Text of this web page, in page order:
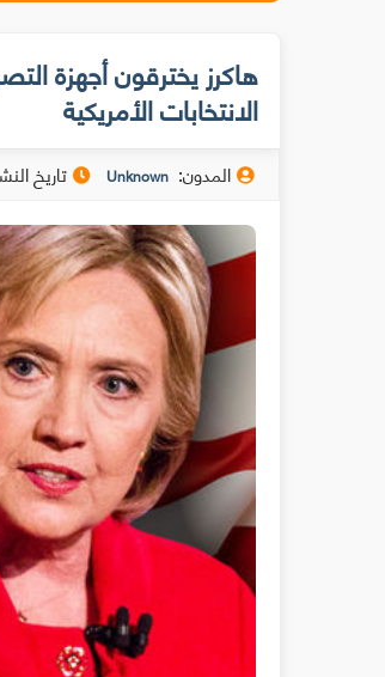
هاكرز يخترقون أجهزة
الانتخابات الأمريكية
المدون: Unknown تاريخ